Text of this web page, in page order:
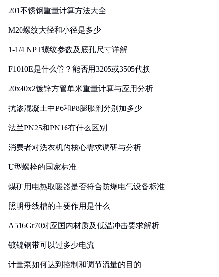
201不锈钢重量计算方法大全
M20螺纹大径和小径是多少
1-1/4 NPT螺纹参数及底孔尺寸详解
F1010E是什么管？能否用3205或3505代换
20x40x2镀锌方管单米重量计算与应用分析
抗渗混凝土中P6和P8膨胀剂分别加多少
法兰PN25和PN16有什么区别
消费者对洗衣机的核心需求调研与分析
U型螺栓的国家标准
煤矿用电热取暖器是否符合防爆电气设备标准
照明母线槽的主要作用是什么
A516Gr70对应国内材质及低温冲击要求解析
镀镍钢带可以过多少电流
计量泵如何达到控制和调节流量的目的